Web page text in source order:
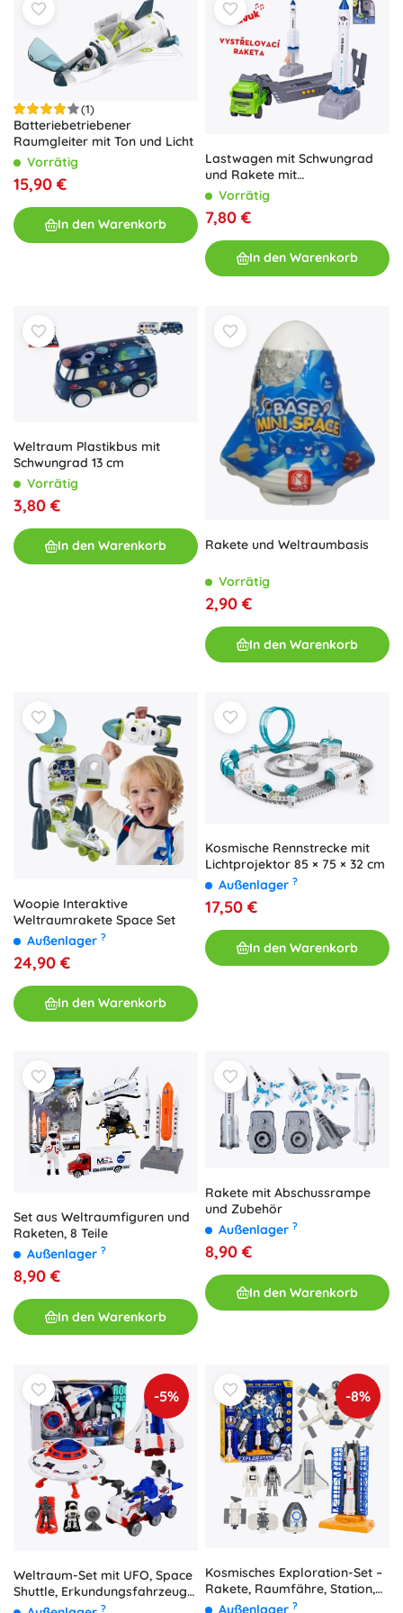
(1)
Batteriebetriebener
Raumgleiter mit Ton und Licht
Vorrätig
15,90 €
In den Warenkorb
Lastwagen mit Schwungrad
und Rakete mit
Abschussvorrichtung, mit
Geräuschen
Vorrätig
7,80 €
In den Warenkorb
Weltraum Plastikbus mit
Schwungrad 13 cm
Vorrätig
3,80 €
In den Warenkorb Rakete und Weltraumbasis
Vorrätig
2,90 €
In den Warenkorb
Woopie Interaktive
Weltraumrakete Space Set
Außenlager ?
24,90 €
In den Warenkorb
Kosmische Rennstrecke mit
Lichtprojektor 85 × 75 × 32 cm
Außenlager ?
17,50 €
In den Warenkorb
Set aus Weltraumfiguren und
Raketen, 8 Teile
Außenlager ?
8,90 €
In den Warenkorb
Rakete mit Abschussrampe
und Zubehör
Außenlager ?
8,90 €
In den Warenkorb
-5%
Weltraum-Set mit UFO, Space
Shuttle, Erkundungsfahrzeug
und Astronauten
?
-8%
Kosmisches Exploration-Set –
Rakete, Raumfähre, Station,
Satelliten und Astronauten mit
?